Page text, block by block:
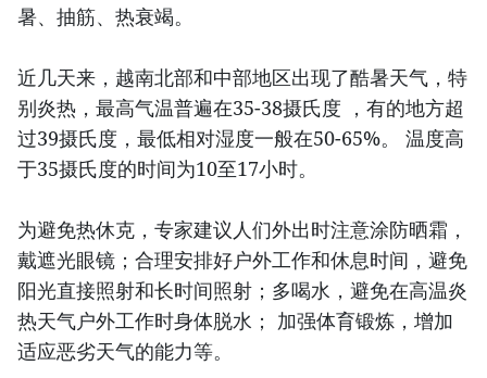
暑、抽筋、热衰竭。
近几天来，越南北部和中部地区出现了酷暑天气，特
别炎热，最高气温普遍在35-38摄氏度 ，有的地方超
过39摄氏度，最低相对湿度一般在50-65%。 温度高
于35摄氏度的时间为10至17小时。
为避免热休克，专家建议人们外出时注意涂防晒霜，
戴遮光眼镜；合理安排好户外工作和休息时间，避免
阳光直接照射和长时间照射；多喝水，避免在高温炎
热天气户外工作时身体脱水； 加强体育锻炼，增加
适应恶劣天气的能力等。